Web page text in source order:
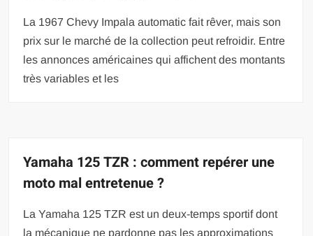
La 1967 Chevy Impala automatic fait rêver, mais son
prix sur le marché de la collection peut refroidir. Entre
les annonces américaines qui affichent des montants
très variables et les
Yamaha 125 TZR : comment repérer une
moto mal entretenue ?
La Yamaha 125 TZR est un deux-temps sportif dont
la mécanique ne pardonne pas les approximations